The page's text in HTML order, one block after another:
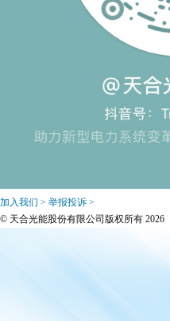
加入我们 > 举报投诉 >
© 天合光能股份有限公司版权所有 2026